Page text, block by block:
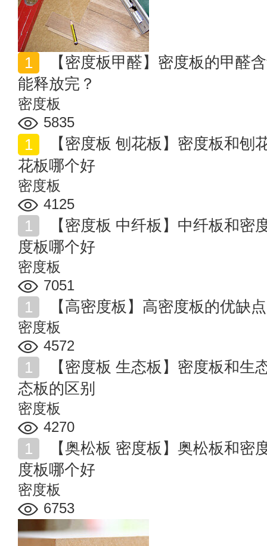
能释放完？
密度板
5835
花板哪个好
密度板
4125
度板哪个好
密度板
7051
【高密度板】高密度板的优缺
密度板
4572
态板的区别
密度板
4270
度板哪个好
密度板
6753